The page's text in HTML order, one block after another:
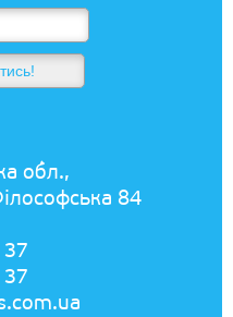
обл.,
84